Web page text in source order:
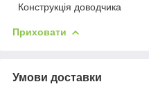
Конструкція доводчика
Приховати
Умови доставки